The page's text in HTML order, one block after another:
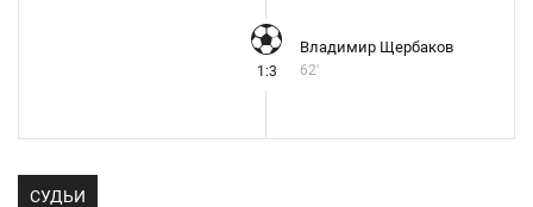
1:3
Владимир Щербаков
62'
СУДЬИ